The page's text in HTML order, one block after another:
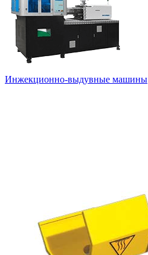
Инжекционно-выдувные машины